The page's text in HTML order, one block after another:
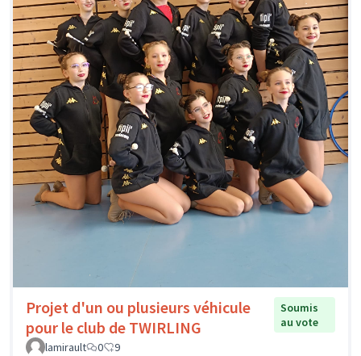
Projet d'un ou plusieurs véhicule
pour le club de TWIRLING
Soumis
au vote
lamirault
0 9